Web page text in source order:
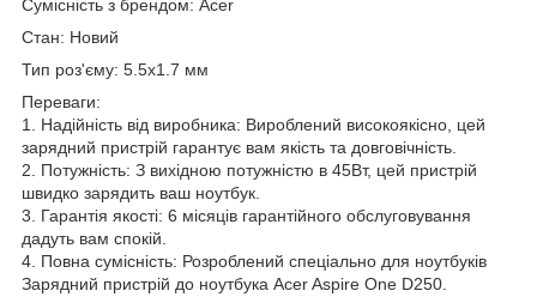
Сумісність з брендом: Acer
Стан: Новий
Тип роз'єму: 5.5x1.7 мм
Переваги:
1. Надійність від виробника: Вироблений високоякісно, цей
зарядний пристрій гарантує вам якість та довговічність.
2. Потужність: З вихідною потужністю в 45Вт, цей пристрій
швидко зарядить ваш ноутбук.
3. Гарантія якості: 6 місяців гарантійного обслуговування
дадуть вам спокій.
4. Повна сумісність: Розроблений спеціально для ноутбуків
Зарядний пристрій до ноутбука Acer Aspire One D250.